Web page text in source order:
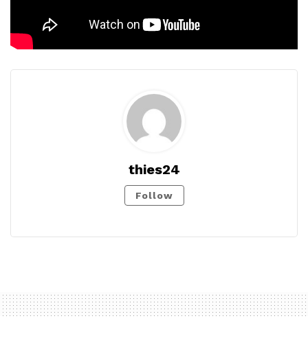
thies24
Follow